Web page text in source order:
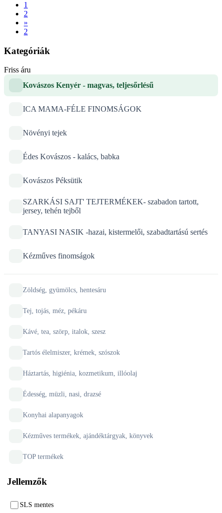
1
2
»
2
Kategóriák
Friss áru
Kovászos Kenyér - magvas, teljesőrlésű
ICA MAMA-FÉLE FINOMSÁGOK
Növényi tejek
Édes Kovászos - kalács, babka
Kovászos Péksütik
SZARKÁSI SAJT' TEJTERMÉKEK- szabadon tartott,
jersey, tehén tejből
TANYASI NASIK -hazai, kistermelői, szabadtartású sertés
Kézműves finomságok
Zöldség, gyümölcs, hentesáru
Tej, tojás, méz, pékáru
Kávé, tea, szörp, italok, szesz
Tartós élelmiszer, krémek, szószok
Háztartás, higiénia, kozmetikum, illóolaj
Édesség, müzli, nasi, drazsé
Konyhai alapanyagok
Kézműves termékek, ajándéktárgyak, könyvek
TOP termékek
Jellemzők
SLS mentes